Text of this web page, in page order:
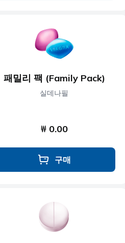
패밀리 팩 (Family Pack)
실데나필
₩ 0.00
구매